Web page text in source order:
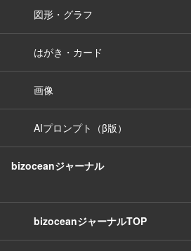
図形・グラフ
はがき・カード
画像
AIプロンプト（β版）
bizoceanジャーナル
bizoceanジャーナルTOP